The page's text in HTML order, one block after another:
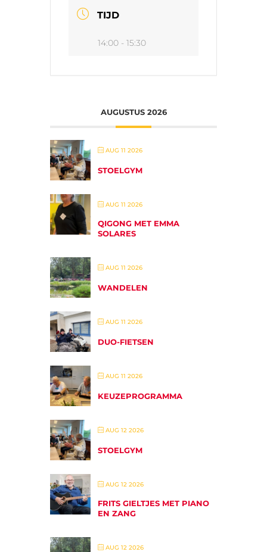
TIJD
14:00 - 15:30
AUGUSTUS 2026
AUG 11 2026
STOELGYM
AUG 11 2026
QIGONG MET EMMA
SOLARES
AUG 11 2026
WANDELEN
AUG 11 2026
DUO-FIETSEN
AUG 11 2026
KEUZEPROGRAMMA
AUG 12 2026
STOELGYM
AUG 12 2026
FRITS GIELTJES MET PIANO
EN ZANG
AUG 12 2026